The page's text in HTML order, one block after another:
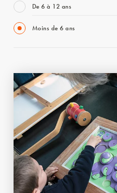
De 6 à 12 ans
Moins de 6 ans